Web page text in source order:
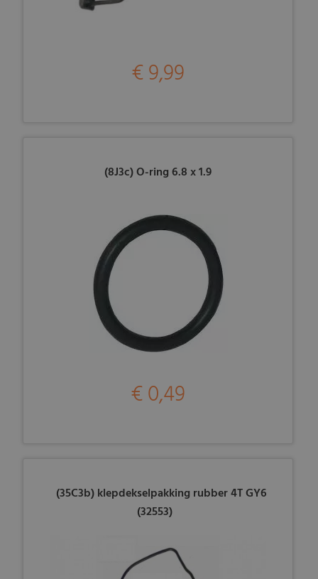
€ 9,99
(8J3c) O-ring 6.8 x 1.9
€ 0,49
(35C3b) klepdekselpakking rubber 4T GY6
(32553)